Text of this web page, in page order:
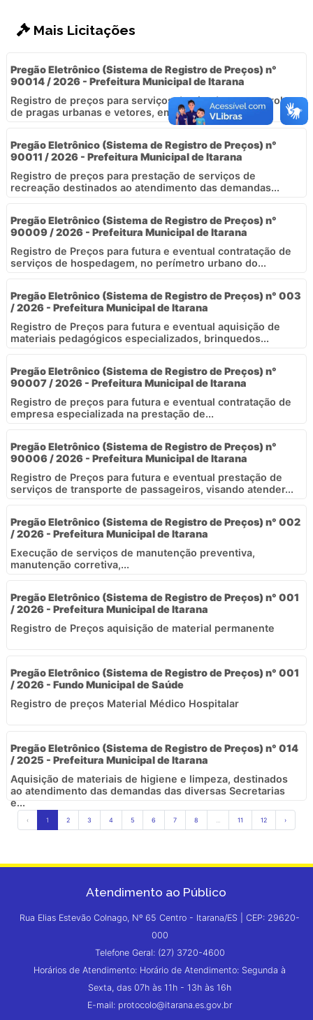
Mais Licitações
Pregão Eletrônico (Sistema de Registro de Preços) n°
90014 / 2026 - Prefeitura Municipal de Itarana
Registro de preços para serviços destinados ao controle
de pragas urbanas e vetores, em imóveis,...
Pregão Eletrônico (Sistema de Registro de Preços) n°
90011 / 2026 - Prefeitura Municipal de Itarana
Registro de preços para prestação de serviços de
recreação destinados ao atendimento das demandas...
Pregão Eletrônico (Sistema de Registro de Preços) n°
90009 / 2026 - Prefeitura Municipal de Itarana
Registro de Preços para futura e eventual contratação de
serviços de hospedagem, no perímetro urbano do...
Pregão Eletrônico (Sistema de Registro de Preços) n° 003
/ 2026 - Prefeitura Municipal de Itarana
Registro de Preços para futura e eventual aquisição de
materiais pedagógicos especializados, brinquedos...
Pregão Eletrônico (Sistema de Registro de Preços) n°
90007 / 2026 - Prefeitura Municipal de Itarana
Registro de preços para futura e eventual contratação de
empresa especializada na prestação de...
Pregão Eletrônico (Sistema de Registro de Preços) n°
90006 / 2026 - Prefeitura Municipal de Itarana
Registro de Preços para futura e eventual prestação de
serviços de transporte de passageiros, visando atender...
Pregão Eletrônico (Sistema de Registro de Preços) n° 002
/ 2026 - Prefeitura Municipal de Itarana
Execução de serviços de manutenção preventiva,
manutenção corretiva,...
Pregão Eletrônico (Sistema de Registro de Preços) n° 001
/ 2026 - Prefeitura Municipal de Itarana
Registro de Preços aquisição de material permanente
Pregão Eletrônico (Sistema de Registro de Preços) n° 001
/ 2026 - Fundo Municipal de Saúde
Registro de preços Material Médico Hospitalar
Pregão Eletrônico (Sistema de Registro de Preços) n° 014
/ 2025 - Prefeitura Municipal de Itarana
Aquisição de materiais de higiene e limpeza, destinados
ao atendimento das demandas das diversas Secretarias
e...
‹ 1 2 3 4 5 6 7 8 11 12 ›
Atendimento ao Público
Rua Elias Estevão Colnago, Nº 65 Centro - Itarana/ES | CEP: 29620-
000
Telefone Geral: (27) 3720-4600
Horários de Atendimento: Horário de Atendimento: Segunda à
Sexta, das 07h às 11h - 13h às 16h
E-mail: protocolo@itarana.es.gov.br